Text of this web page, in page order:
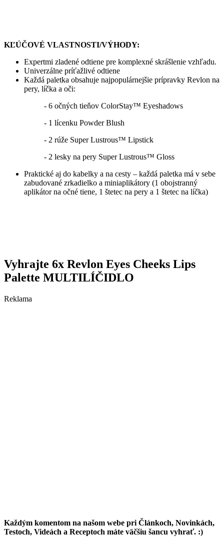
KĽÚČOVÉ VLASTNOSTI/VÝHODY:
Expertmi zladené odtiene pre komplexné skrášlenie vzhľadu.
Univerzálne príťažlivé odtiene
Každá paletka obsahuje najpopulárnejšie prípravky Revlon na
pery, líčka a oči:
- 6 očných tieňov ColorStay™ Eyeshadows
- 1 lícenku Powder Blush
- 2 rúže Super Lustrous™ Lipstick
- 2 lesky na pery Super Lustrous™ Gloss
Praktické aj do kabelky a na cesty – každá paletka má v sebe
zabudované zrkadielko a miniaplikátory (1 obojstranný
aplikátor na očné tiene, 1 štetec na pery a 1 štetec na líčka)
Vyhrajte 6x Revlon Eyes Cheeks Lips
Palette MULTILÍČIDLO
Reklama
Každým komentom na našom webe pri Článkoch, Novinkách,
Testoch, Videách a Receptoch máte väčšiu šancu vyhrať. :)